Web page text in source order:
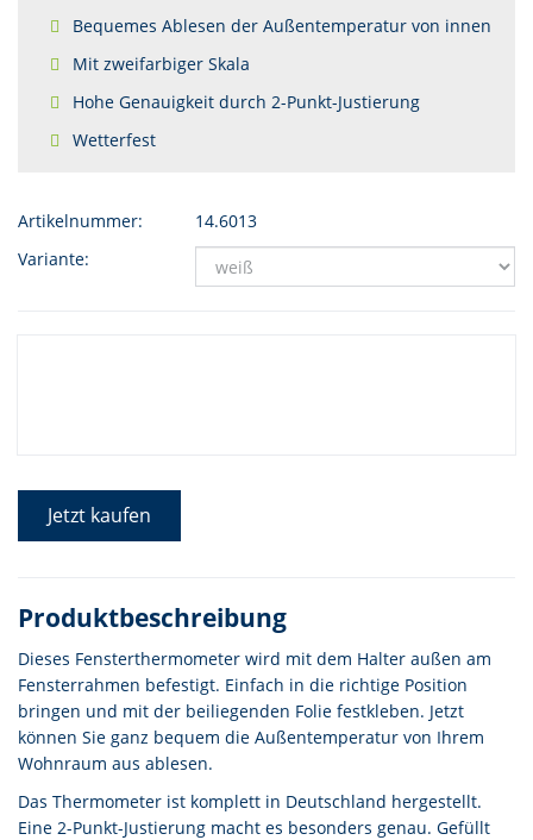
Bequemes Ablesen der Außentemperatur von innen
Mit zweifarbiger Skala
Hohe Genauigkeit durch 2-Punkt-Justierung
Wetterfest
Artikelnummer:
14.6013
Variante:
Jetzt kaufen
Produktbeschreibung
Dieses Fensterthermometer wird mit dem Halter außen am
Fensterrahmen befestigt. Einfach in die richtige Position
bringen und mit der beiliegenden Folie festkleben. Jetzt
können Sie ganz bequem die Außentemperatur von Ihrem
Wohnraum aus ablesen.
Das Thermometer ist komplett in Deutschland hergestellt.
Eine 2-Punkt-Justierung macht es besonders genau. Gefüllt